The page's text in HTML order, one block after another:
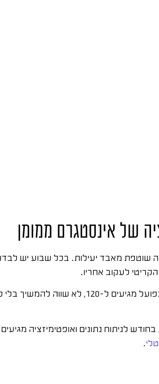
של אינסטגרם ממומן
שוטפת מאבד יעילות. בכל שבוע יש
אם היעד הוא 50 שקל לליד
.